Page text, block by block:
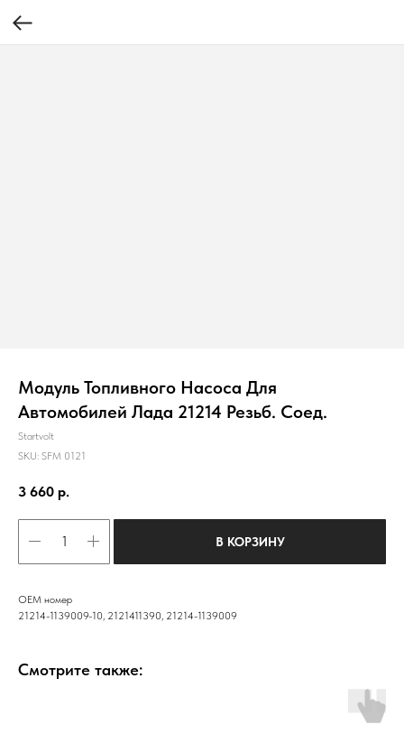
Модуль Топливного Насоса Для
Автомобилей Лада 21214 Резьб. Соед.
Startvolt
SKU: SFM 0121
3 660 р.
В КОРЗИНУ
OEM номер
21214-1139009-10, 2121411390, 21214-1139009
Смотрите также: